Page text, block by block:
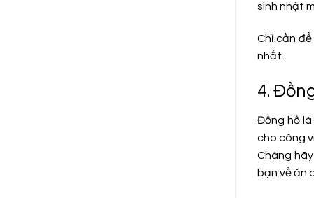
sinh nhật
Chỉ cần
nhất.
4.
Đồng hồ là
cho công
Chàng
bạn về ăn